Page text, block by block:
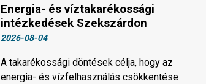
Energia- és víztakarékossági
intézkedések Szekszárdon
2026-08-04
A takarékossági döntések célja, hogy az
energia- és vízfelhasználás csökkentése